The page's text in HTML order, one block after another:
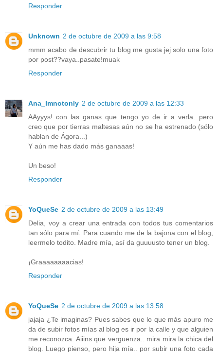
Responder
Unknown 2 de octubre de 2009 a las 9:58
mmm acabo de descubrir tu blog me gusta jej solo una foto
por post??vaya..pasate!muak
Responder
Ana_Imnotonly 2 de octubre de 2009 a las 12:33
AAyyys! con las ganas que tengo yo de ir a verla...pero
creo que por tierras maltesas aún no se ha estrenado (sólo
hablan de Ágora...)
Y aún me has dado más ganaaas!
Un beso!
Responder
YoQueSe 2 de octubre de 2009 a las 13:49
Delia, voy a crear una entrada con todos tus comentarios
tan sólo para mí. Para cuando me de la bajona con el blog,
leermelo todito. Madre mía, así da guuuusto tener un blog.
¡Graaaaaaaacias!
Responder
YoQueSe 2 de octubre de 2009 a las 13:58
jajaja ¿Te imaginas? Pues sabes que lo que más apuro me
da de subir fotos mías al blog es ir por la calle y que alguien
me reconozca. Aiiins que verguenza.. mira mira la chica del
blog. Luego pienso, pero hija mía.. por subir una foto cada